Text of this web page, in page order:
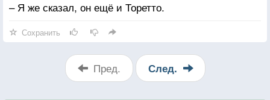
– Я же сказал, он ещё и Торетто.
Сохранить
Пред. След.